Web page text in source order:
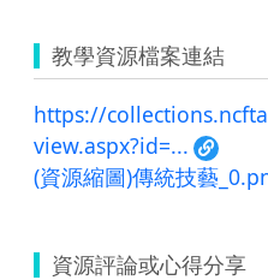
教學資源檔案連結
https://
view.aspx?id=...
(資源縮圖)傳統技藝
資源評論或心得分享